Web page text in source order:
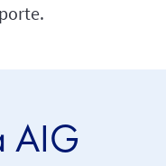
AIG